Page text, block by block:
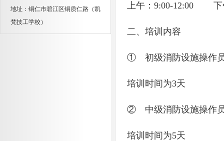
地址：铜仁市碧江区铜质仁路（凯
梵技工学校）
上午：9:00-12:00 下
二、培训内容
① 初级消防设施操作
培训时间为3天
② 中级消防设施操作
培训时间为5天